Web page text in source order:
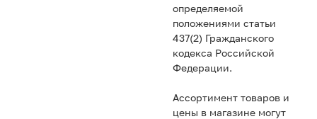
определяемой
положениями статьи
437(2) Гражданского
кодекса Российской
Федерации.
Ассортимент товаров и
цены в магазине могут